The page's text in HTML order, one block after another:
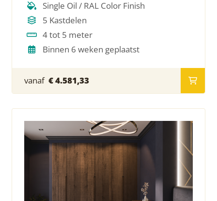
Single Oil / RAL Color Finish
5 Kastdelen
4 tot 5 meter
Binnen 6 weken geplaatst
vanaf € 4.581,33